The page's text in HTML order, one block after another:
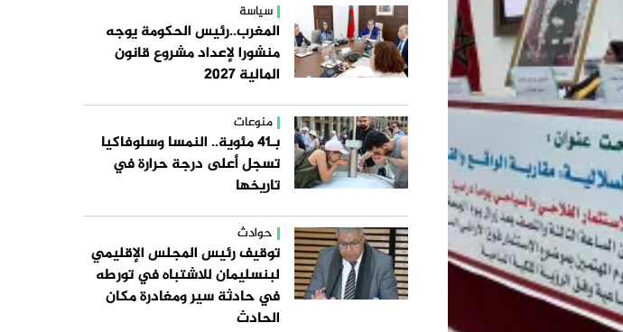
سياسة
المغرب..رئيس الحكومة يوجه
منشورا لإعداد مشروع قانون
المالية 2027
منوعات
بـ41 مئوية.. النمسا وسلوفاكيا
تسجل أعلى درجة حرارة في
تاريخها
حوادث
توقيف رئيس المجلس الإقليمي
لبنسليمان للاشتباه في تورطه
في حادثة سير ومغادرة مكان
الحادث